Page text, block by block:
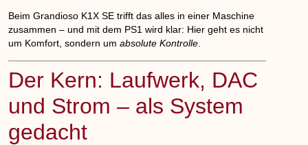
BeimGrandioso K1X SE trifft das alles in einer Maschine
zusammen – und mit dem PS1 wird klar: Hier geht es nicht
um Komfort, sondern umabsolute Kontrolle.
Der Kern: Laufwerk, DAC
und Strom – als System
gedacht